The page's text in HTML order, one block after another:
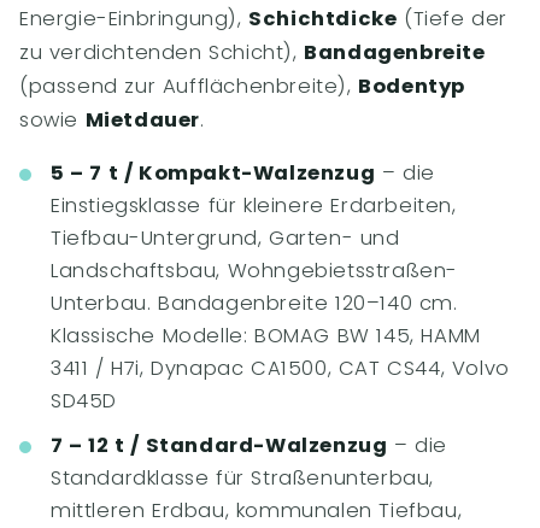
Energie-Einbringung), Schichtdicke (Tiefe der
zu verdichtenden Schicht), Bandagenbreite
(passend zur Aufflächenbreite), Bodentyp
sowie Mietdauer.
5 – 7 t / Kompakt-Walzenzug – die
Einstiegsklasse für kleinere Erdarbeiten,
Tiefbau-Untergrund, Garten- und
Landschaftsbau, Wohngebietsstraßen-
Unterbau. Bandagenbreite 120–140 cm.
Klassische Modelle: BOMAG BW 145, HAMM
3411 / H7i, Dynapac CA1500, CAT CS44, Volvo
SD45D
7 – 12 t / Standard-Walzenzug – die
Standardklasse für Straßenunterbau,
mittleren Erdbau, kommunalen Tiefbau,